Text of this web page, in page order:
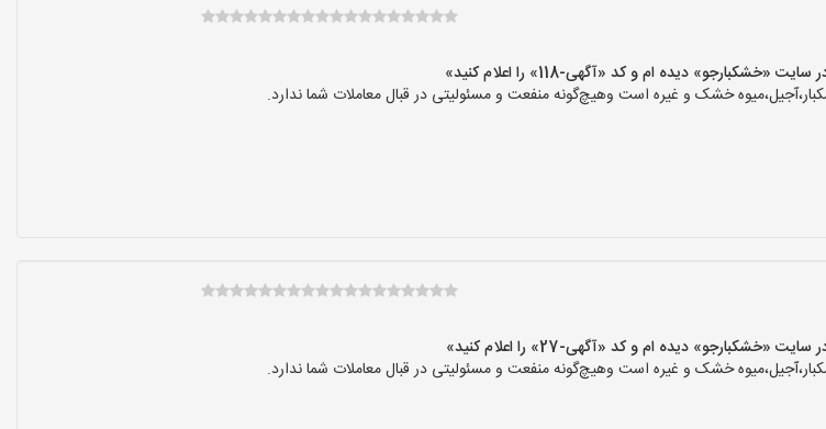
دیده ام و کد «آگهی-118» را اعلام کنید»
خشک و غیره است وهیچ‌گونه منفعت و مسئولیتی در قبال معاملات شما ندارد.
دیده ام و کد «آگهی-27» را اعلام کنید»
خشک و غیره است وهیچ‌گونه منفعت و مسئولیتی در قبال معاملات شما ندارد.